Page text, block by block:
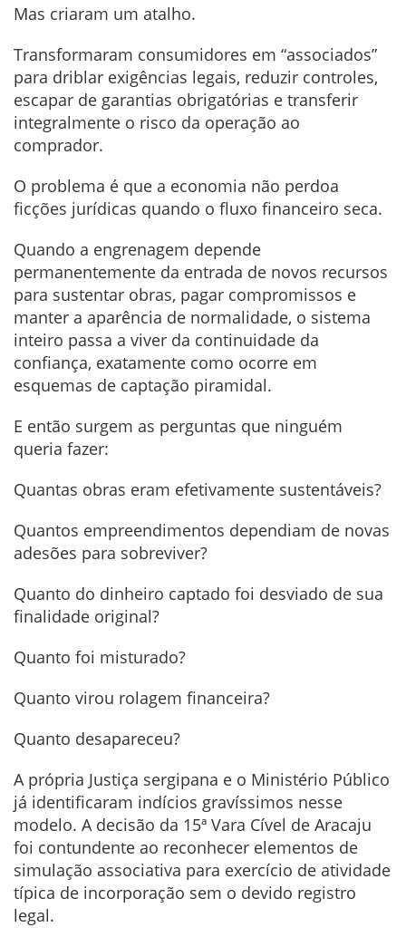
Mas criaram um atalho.
Transformaram consumidores em “associados”
para driblar exigências legais, reduzir controles,
escapar de garantias obrigatórias e transferir
integralmente o risco da operação ao
comprador.
O problema é que a economia não perdoa
ficções jurídicas quando o fluxo financeiro seca.
Quando a engrenagem depende
permanentemente da entrada de novos recursos
para sustentar obras, pagar compromissos e
manter a aparência de normalidade, o sistema
inteiro passa a viver da continuidade da
confiança, exatamente como ocorre em
esquemas de captação piramidal.
E então surgem as perguntas que ninguém
queria fazer:
Quantas obras eram efetivamente sustentáveis?
Quantos empreendimentos dependiam de novas
adesões para sobreviver?
Quanto do dinheiro captado foi desviado de sua
finalidade original?
Quanto foi misturado?
Quanto virou rolagem financeira?
Quanto desapareceu?
A própria Justiça sergipana e o Ministério Público
já identificaram indícios gravíssimos nesse
modelo. A decisão da 15ª Vara Cível de Aracaju
foi contundente ao reconhecer elementos de
simulação associativa para exercício de atividade
típica de incorporação sem o devido registro
legal.